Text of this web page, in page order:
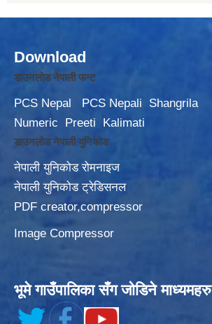
Download
डाउनलोड नेपाली फन्ट
PCS Nepal PCS Nepali
Shangrila
Numeric
Preeti Kalimati
डाउनलोड नेपाली युनिकोड
नेपाली युनिकोड रोमनाइज
नेपाली युनिकोड ट्रेडिसनल
PDF creator,compressor
Image Compressor
भूमे गाउँपालिका सँग जोडिने माध्यमहरु